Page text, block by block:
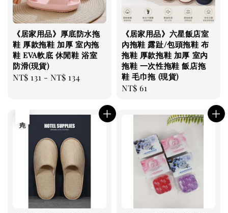
《居家用品》厚底防水拖
鞋 厚款拖鞋 加厚 室內拖
鞋 EVA軟底 休閒鞋 浴室
防滑(現貨)
Regular
NT$ 131 -NT$ 134
《居家用品》六星飯店室
內拖鞋 露趾/包頭拖鞋 布
拖鞋 厚款拖鞋 加厚 室內
拖鞋 一次性拖鞋 飯店拖
鞋 毛巾拖 (現貨)
Regular
NT$ 61